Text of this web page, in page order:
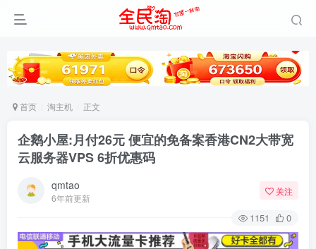
首页 淘主机 正文
企鹅小屋:月付26元 便宜的免备案香港CN2大带宽
云服务器VPS 6折优惠码
qmtao
6年前更新
关注
1151 0